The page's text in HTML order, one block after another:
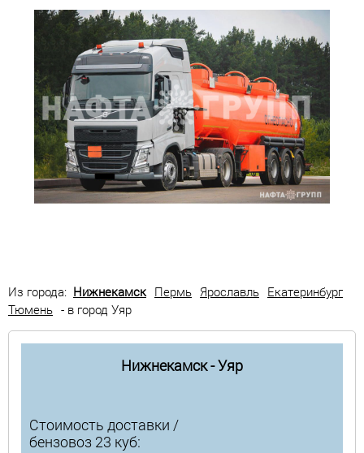
Из города: Нижнекамск Пермь Ярославль Екатеринбург
Тюмень - в город Уяр
Нижнекамск - Уяр
Стоимость доставки /
бензовоз 23 куб: